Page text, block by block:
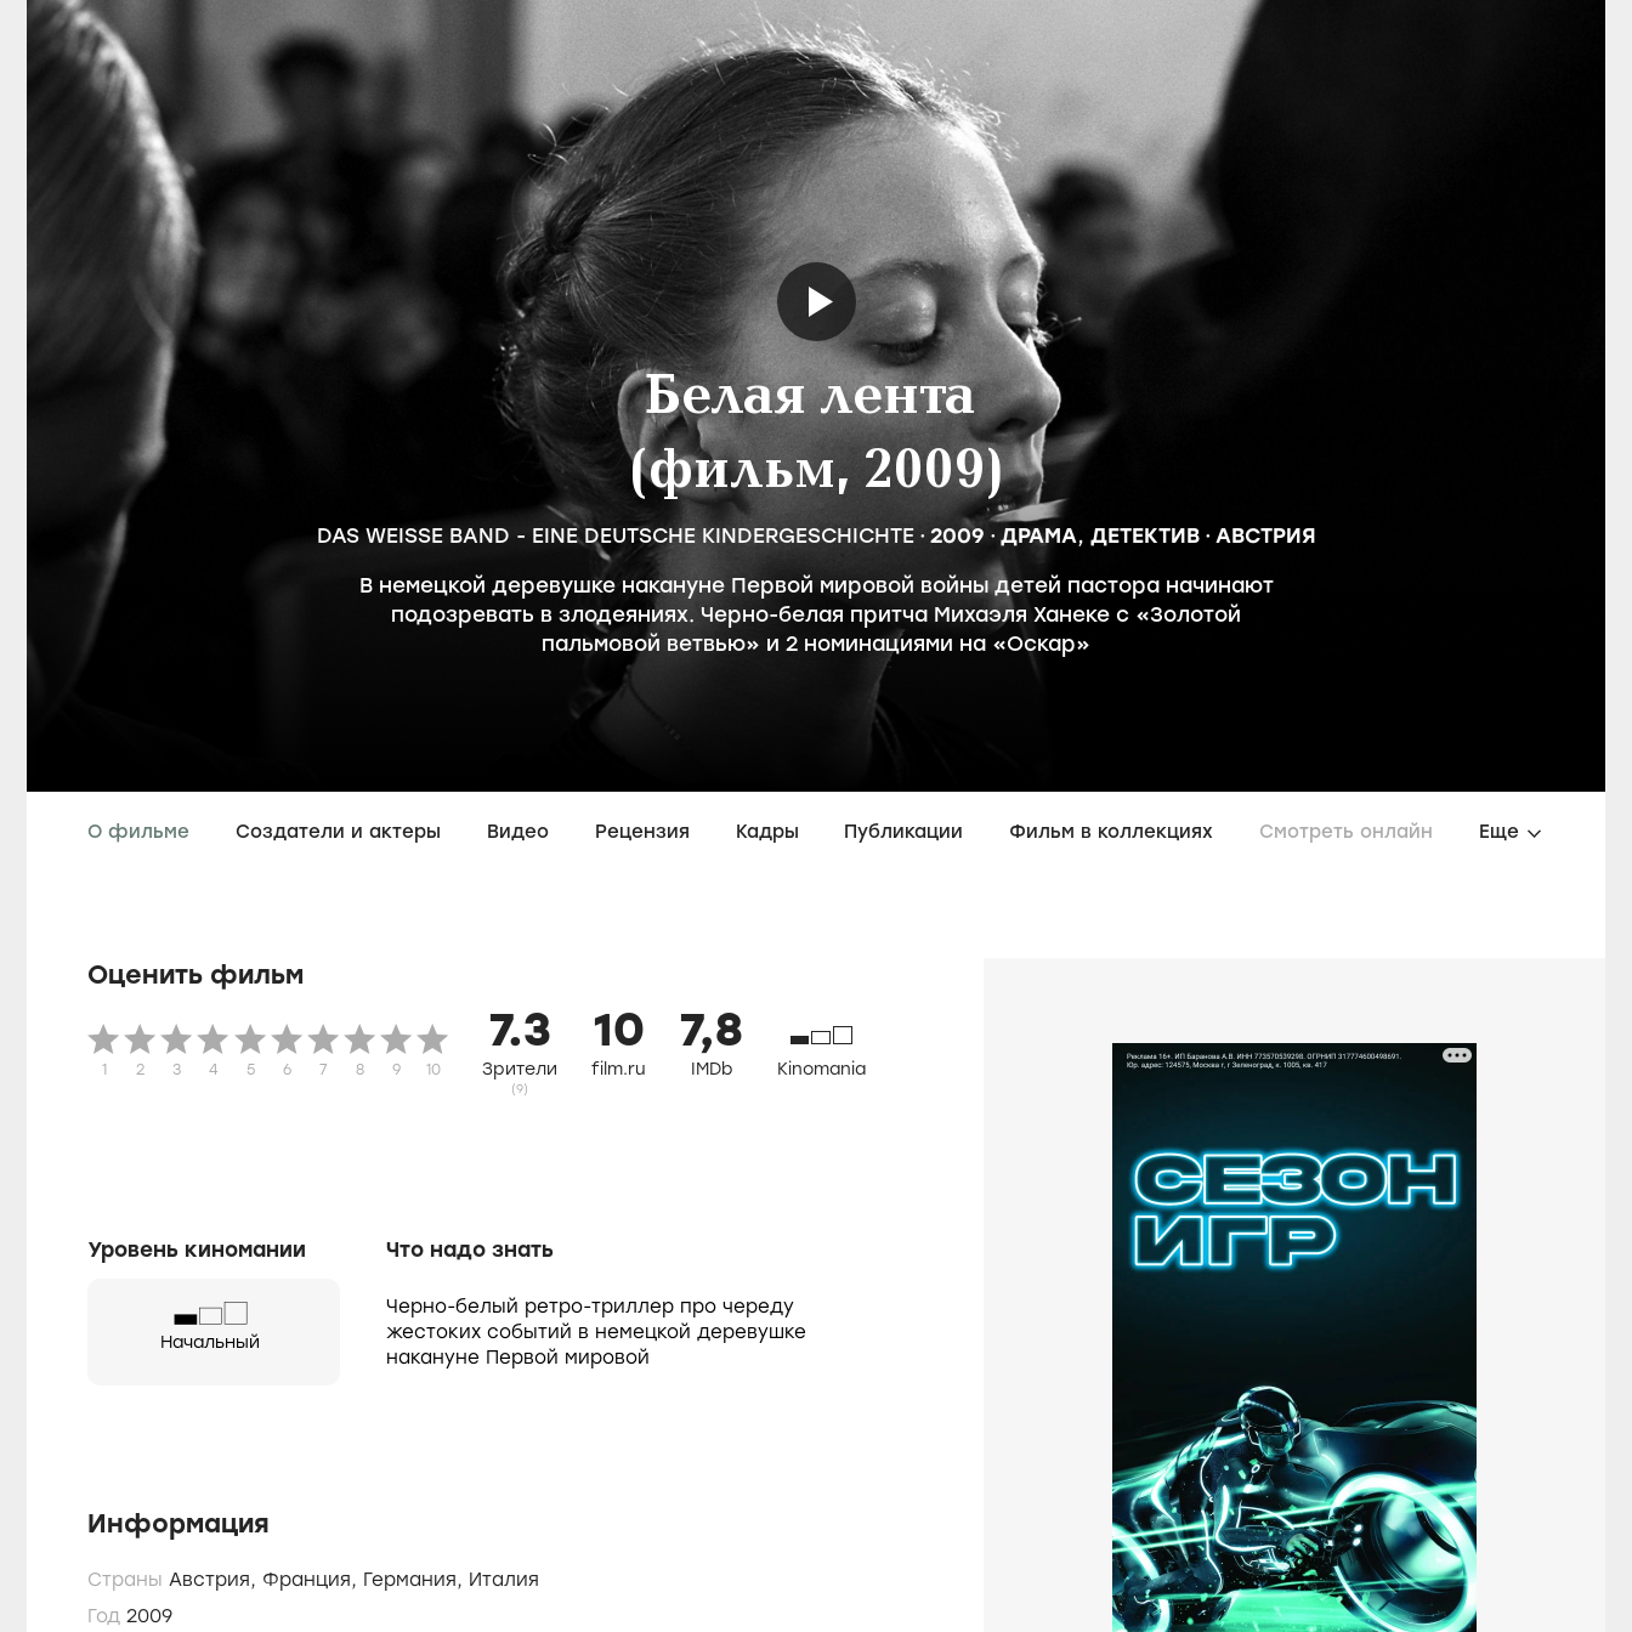
Белая лента
(фильм, 2009)
DAS WEISSE BAND - EINE DEUTSCHE KINDERGESCHICHTE 2009 ДРАМА, ДЕТЕКТИВ АВСТРИЯ
В немецкой деревушке накануне Первой мировой войны детей пастора начинают
подозревать в злодеяниях. Черно-белая притча Михаэля Ханеке с «Золотой
пальмовой ветвью» и 2 номинациями на «Оскар»
О фильме Создатели и актеры Видео Рецензия Кадры Публикации Фильм в коллекциях Смотреть онлайн Еще
Оценить фильм
1 2 3 4 5 6 7 8 9 10
7.3
Зрители
(9)
10
film.ru
7,8
IMDb Kinomania
Уровень киномании Что надо знать
Начальный
Черно-белый ретро-триллер про череду
жестоких событий в немецкой деревушке
накануне Первой мировой
Информация
Страны Австрия, Франция, Германия, Италия
Год 2009